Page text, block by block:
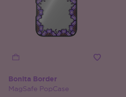
Bonita Border
MagSafe PopCase